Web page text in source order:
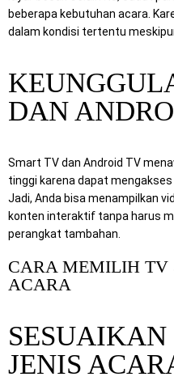
beberapa kebutuhan acara.
dalam kondisi tertentu
DAN
Smart TV dan Android TV
tinggi karena dapat
Jadi, Anda bisa menampilkan
konten interaktif tanpa harus
perangkat tambahan.
CARA MEMILIH TV
ACARA
JENIS